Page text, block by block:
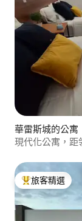
華雷斯城的公寓
現代化公寓，距
旅客精選榜首
旅客精選